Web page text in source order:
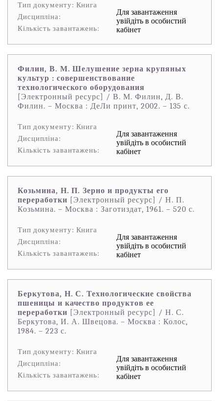
Тип документу: Книга
Дисципліна:
Кількість завантажень:
Для завантаження
увійдіть в особистий
кабінет
Филин, В. М. Шелушение зерна крупяных
культур : совершенствование
технологического оборудования
[Электронный ресурс] / В. М. Филин, Д. В.
Филин. – Москва : ДеЛи принт, 2002. – 135 с.
Тип документу: Книга
Дисципліна:
Кількість завантажень:
Для завантаження
увійдіть в особистий
кабінет
Козьмина, Н. П. Зерно и продукты его
переработки [Электронный ресурс] / Н. П.
Козьмина. – Москва : Заготиздат, 1961. – 520 с.
Тип документу: Книга
Дисципліна:
Кількість завантажень:
Для завантаження
увійдіть в особистий
кабінет
Беркутова, Н. С. Технологические свойства
пшеницы и качество продуктов ее
переработки [Электронный ресурс] / Н. С.
Беркутова, И. А. Швецова. – Москва : Колос,
1984. – 223 с.
Тип документу: Книга
Дисципліна:
Кількість завантажень:
Для завантаження
увійдіть в особистий
кабінет